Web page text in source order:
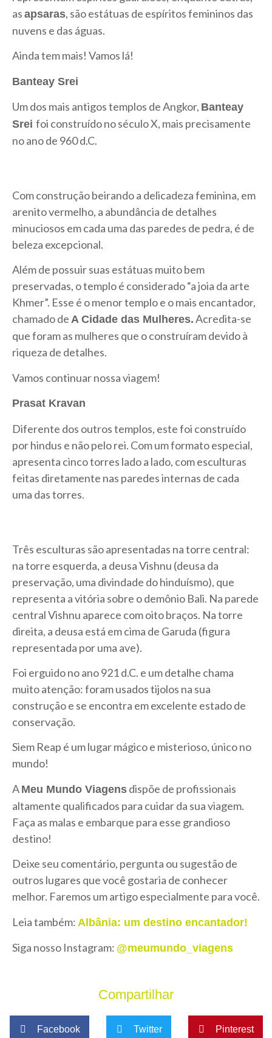
as apsaras, são estátuas de espíritos femininos das
nuvens e das águas.
Ainda tem mais! Vamos lá!
Banteay Srei
Um dos mais antigos templos de Angkor, Banteay
Srei foi construído no século X, mais precisamente
no ano de 960 d.C.
Com construção beirando a delicadeza feminina, em
arenito vermelho, a abundância de detalhes
minuciosos em cada uma das paredes de pedra, é de
beleza excepcional.
Além de possuir suas estátuas muito bem
preservadas, o templo é considerado “a joia da arte
Khmer”. Esse é o menor templo e o mais encantador,
chamado de A Cidade das Mulheres. Acredita-se
que foram as mulheres que o construíram devido à
riqueza de detalhes.
Vamos continuar nossa viagem!
Prasat Kravan
Diferente dos outros templos, este foi construído
por hindus e não pelo rei. Com um formato especial,
apresenta cinco torres lado a lado, com esculturas
feitas diretamente nas paredes internas de cada
uma das torres.
Três esculturas são apresentadas na torre central:
na torre esquerda, a deusa Vishnu (deusa da
preservação, uma divindade do hinduísmo), que
representa a vitória sobre o demônio Bali. Na parede
central Vishnu aparece com oito braços. Na torre
direita, a deusa está em cima de Garuda (figura
representada por uma ave).
Foi erguido no ano 921 d.C. e um detalhe chama
muito atenção: foram usados tijolos na sua
construção e se encontra em excelente estado de
conservação.
Siem Reap é um lugar mágico e misterioso, único no
mundo!
A Meu Mundo Viagens dispõe de profissionais
altamente qualificados para cuidar da sua viagem.
Faça as malas e embarque para esse grandioso
destino!
Deixe seu comentário, pergunta ou sugestão de
outros lugares que você gostaria de conhecer
melhor. Faremos um artigo especialmente para você.
Leia também: Albânia: um destino encantador!
Siga nosso Instagram: @meumundo_viagens
Compartilhar
Facebook Twitter Pinterest